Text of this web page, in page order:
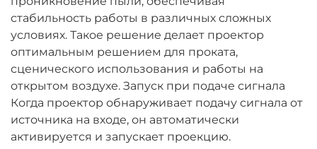
стабильность работы в различных сложных
условиях. Такое решение делает проектор
оптимальным решением для проката,
сценического использования и работы на
открытом воздухе. Запуск при подаче сигнала
Когда проектор обнаруживает подачу сигнала от
источника на входе, он автоматически
активируется и запускает проекцию.